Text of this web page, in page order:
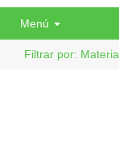
Menú
Filtrar por: Materia